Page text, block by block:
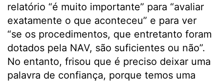
relatório “é muito importante” para “avaliar
exatamente o que aconteceu” e para ver
“se os procedimentos, que entretanto foram
dotados pela NAV, são suficientes ou não”.
No entanto, frisou que é preciso deixar uma
palavra de confiança, porque temos uma